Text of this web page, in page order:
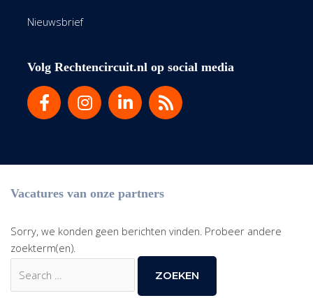
Nieuwsbrief
Volg Rechtencircuit.nl op social media
Vacatures van onze partners
Sorry, we konden geen berichten vinden. Probeer andere
zoekterm(en).
naar: